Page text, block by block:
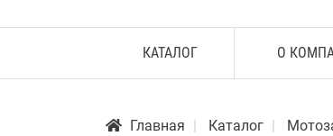
КАТАЛОГ О
Главная Каталог